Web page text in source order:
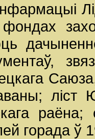
ліст
раёна;
горада ў